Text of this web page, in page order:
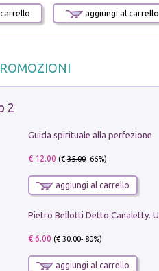
aggiungi al carrello
2
Guida spirituale alla perfezione
€ 12.00 (€35.00- 66%)
aggiungi al carrello
€ 6.00 (€30.00- 80%)
aggiungi al carrello